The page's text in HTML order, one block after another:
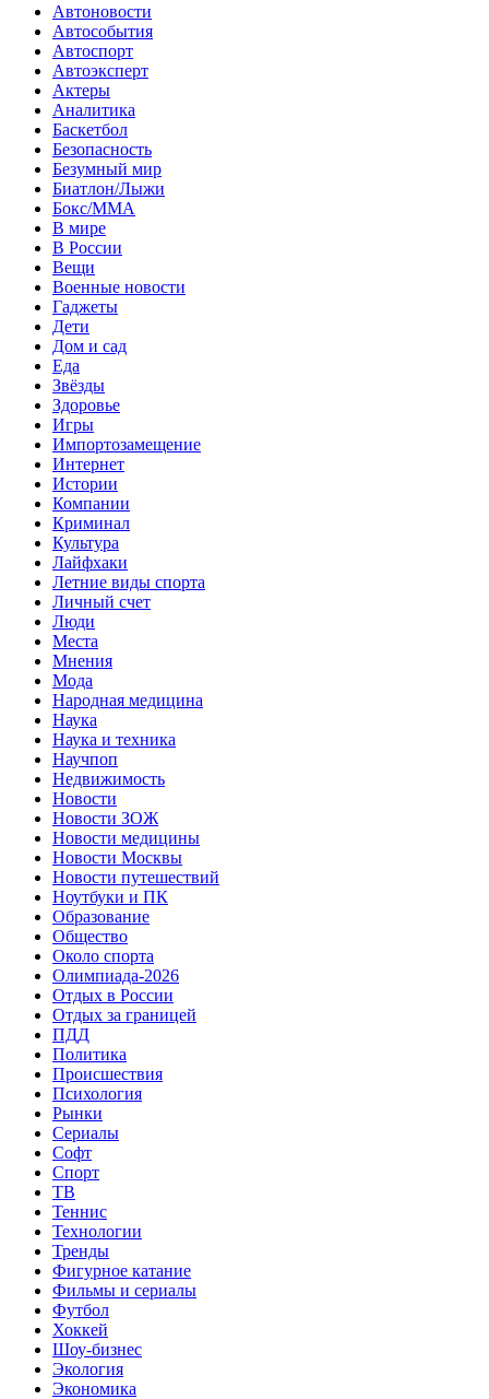
Автоновости
Автособытия
Автоспорт
Автоэксперт
Актеры
Аналитика
Баскетбол
Безопасность
Безумный мир
Биатлон/Лыжи
Бокс/MMA
В мире
В России
Вещи
Военные новости
Гаджеты
Дети
Дом и сад
Еда
Звёзды
Здоровье
Игры
Импортозамещение
Интернет
Истории
Компании
Криминал
Культура
Лайфхаки
Летние виды спорта
Личный счет
Люди
Места
Мнения
Мода
Народная медицина
Наука
Наука и техника
Научпоп
Недвижимость
Новости
Новости ЗОЖ
Новости медицины
Новости Москвы
Новости путешествий
Ноутбуки и ПК
Образование
Общество
Около спорта
Олимпиада-2026
Отдых в России
Отдых за границей
ПДД
Политика
Происшествия
Психология
Рынки
Сериалы
Софт
Спорт
ТВ
Теннис
Технологии
Тренды
Фигурное катание
Фильмы и сериалы
Футбол
Хоккей
Шоу-бизнес
Экология
Экономика